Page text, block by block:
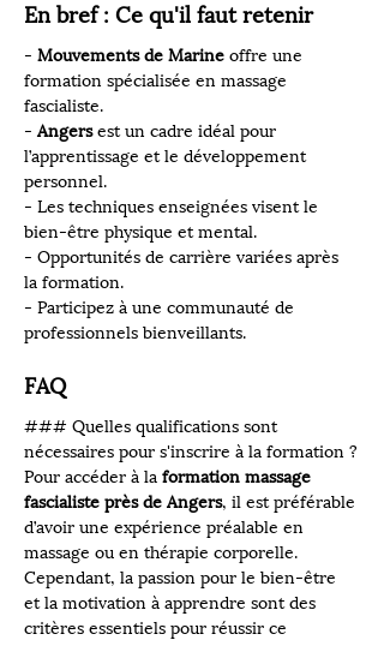
En bref : Ce qu'il faut retenir
- Mouvements de Marine offre une
formation spécialisée en massage
fascialiste.
- Angers est un cadre idéal pour
l’apprentissage et le développement
personnel.
- Les techniques enseignées visent le
bien-être physique et mental.
- Opportunités de carrière variées après
la formation.
- Participez à une communauté de
professionnels bienveillants.
FAQ
### Quelles qualifications sont
nécessaires pour s'inscrire à la formation ?
Pour accéder à la formation massage
fascialiste près de Angers, il est préférable
d’avoir une expérience préalable en
massage ou en thérapie corporelle.
Cependant, la passion pour le bien-être
et la motivation à apprendre sont des
critères essentiels pour réussir ce